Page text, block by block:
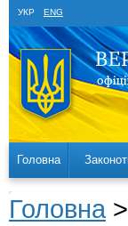
УКР ENG
Головна
Головна